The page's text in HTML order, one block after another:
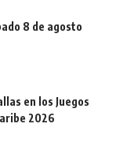
8 de agosto
en los Juegos
2026